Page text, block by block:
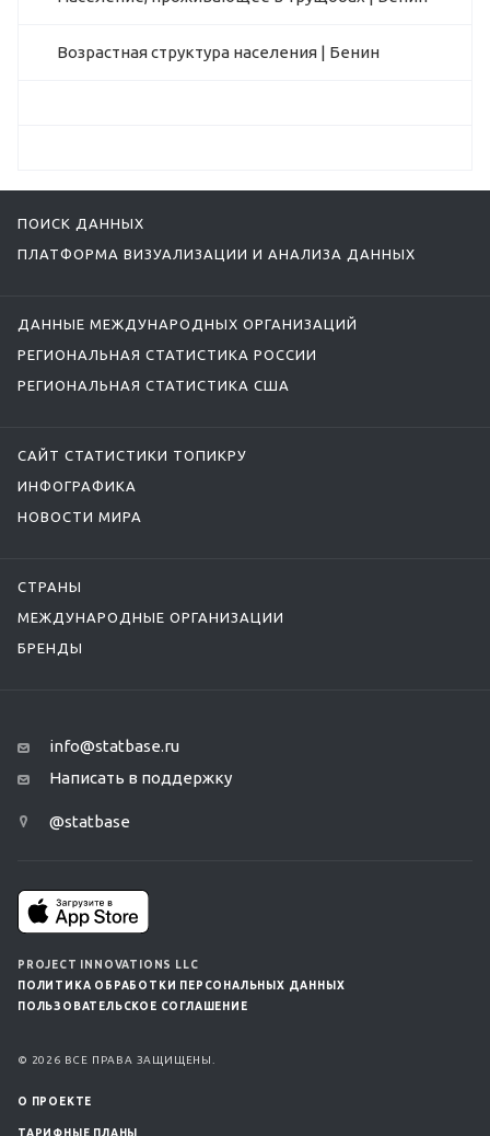
Возрастная структура населения | Бенин
ПОИСК ДАННЫХ
ПЛАТФОРМА ВИЗУАЛИЗАЦИИ И АНАЛИЗА ДАННЫХ
ДАННЫЕ МЕЖДУНАРОДНЫХ ОРГАНИЗАЦИЙ
РЕГИОНАЛЬНАЯ СТАТИСТИКА РОССИИ
РЕГИОНАЛЬНАЯ СТАТИСТИКА США
САЙТ СТАТИСТИКИ ТОПИКРУ
ИНФОГРАФИКА
НОВОСТИ МИРА
СТРАНЫ
МЕЖДУНАРОДНЫЕ ОРГАНИЗАЦИИ
БРЕНДЫ
info@statbase.ru
Написать в поддержку
@statbase
PROJECT INNOVATIONS LLC
ПОЛИТИКА ОБРАБОТКИ ПЕРСОНАЛЬНЫХ ДАННЫХ
ПОЛЬЗОВАТЕЛЬСКОЕ СОГЛАШЕНИЕ
© 2026 ВСЕ ПРАВА ЗАЩИЩЕНЫ.
О ПРОЕКТЕ
ТАРИФНЫЕ ПЛАНЫ